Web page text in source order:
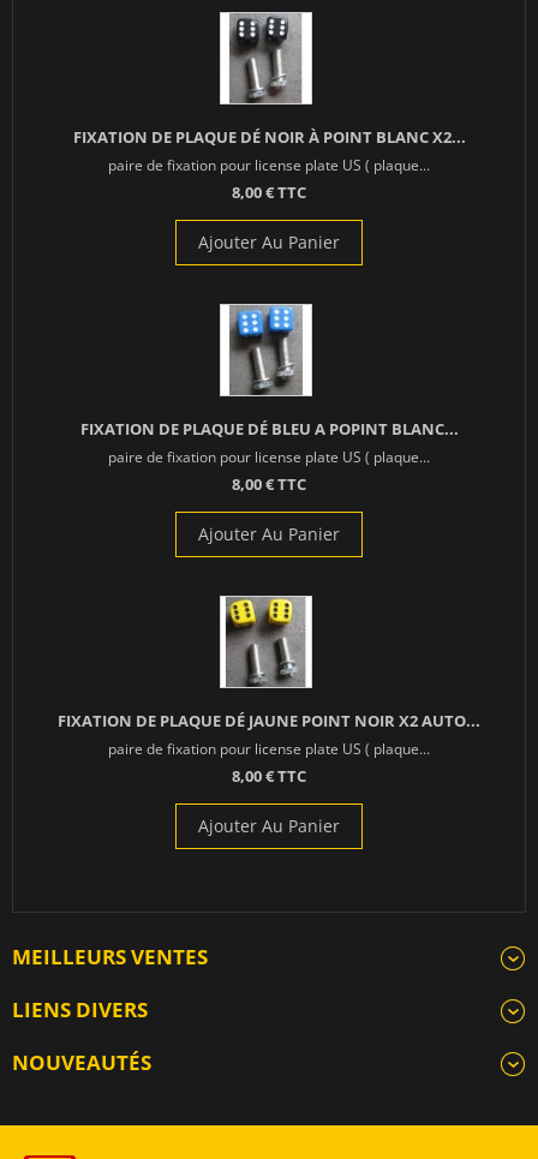
FIXATION DE PLAQUE DÉ NOIR À POINT BLANC X2...
paire de fixation pour license plate US ( plaque...
8,00 € TTC
Ajouter Au Panier
FIXATION DE PLAQUE DÉ BLEU A POPINT BLANC...
paire de fixation pour license plate US ( plaque...
8,00 € TTC
Ajouter Au Panier
FIXATION DE PLAQUE DÉ JAUNE POINT NOIR X2 AUTO...
paire de fixation pour license plate US ( plaque...
8,00 € TTC
Ajouter Au Panier
MEILLEURS VENTES
LIENS DIVERS
NOUVEAUTÉS